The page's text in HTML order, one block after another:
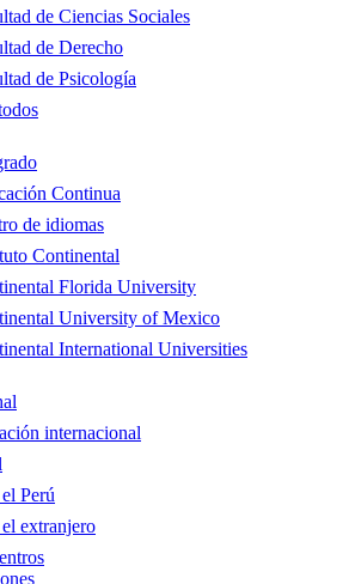
de Ciencias Sociales
de Derecho
de Psicología
Continua
de idiomas
Continental
Florida University
University of Mexico
International Universities
internacional
Perú
extranjero